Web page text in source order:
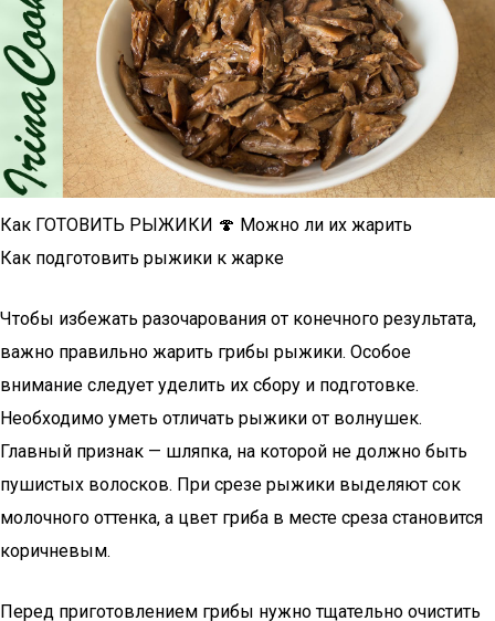
Как ГОТОВИТЬ РЫЖИКИ 🍄 Можно ли их жарить
Как подготовить рыжики к жарке
Чтобы избежать разочарования от конечного результата,
важно правильно жарить грибы рыжики. Особое
внимание следует уделить их сбору и подготовке.
Необходимо уметь отличать рыжики от волнушек.
Главный признак — шляпка, на которой не должно быть
пушистых волосков. При срезе рыжики выделяют сок
молочного оттенка, а цвет гриба в месте среза становится
коричневым.
Перед приготовлением грибы нужно тщательно очистить